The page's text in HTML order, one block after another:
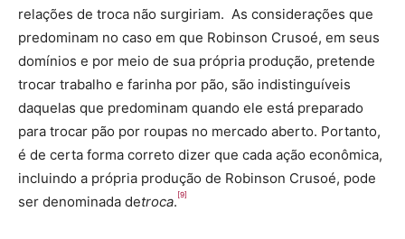
relações de troca não surgiriam. As considerações que
predominam no caso em que Robinson Crusoé, em seus
domínios e por meio de sua própria produção, pretende
trocar trabalho e farinha por pão, são indistinguíveis
daquelas que predominam quando ele está preparado
para trocar pão por roupas no mercado aberto. Portanto,
é de certa forma correto dizer que cada ação econômica,
incluindo a própria produção de Robinson Crusoé, pode
ser denominada detroca. [9]